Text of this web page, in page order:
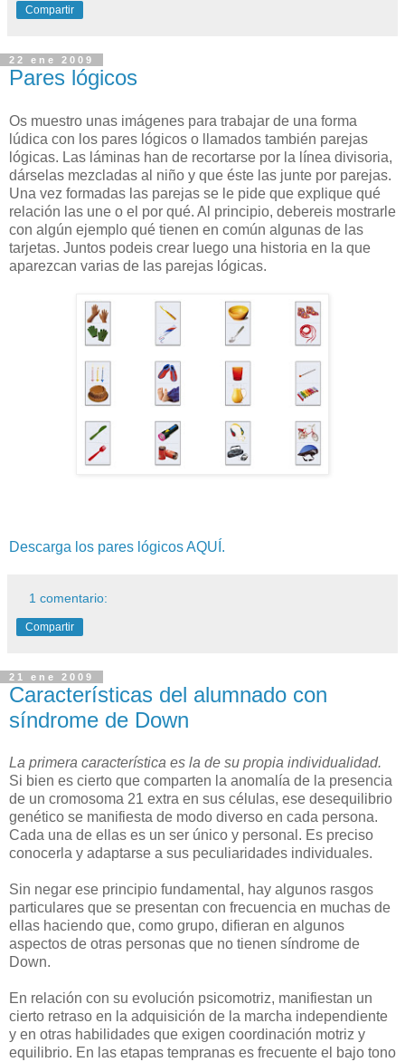
Compartir
22 ene 2009
Pares lógicos
Os muestro unas imágenes para trabajar de una forma
lúdica con los pares lógicos o llamados también parejas
lógicas. Las láminas han de recortarse por la línea divisoria,
dárselas mezcladas al niño y que éste las junte por parejas.
Una vez formadas las parejas se le pide que explique qué
relación las une o el por qué. Al principio, debereis mostrarle
con algún ejemplo qué tienen en común algunas de las
tarjetas. Juntos podeis crear luego una historia en la que
aparezcan varias de las parejas lógicas.
Descarga los pares lógicos AQUÍ.
1 comentario:
Compartir
21 ene 2009
Características del alumnado con
síndrome de Down
La primera característica es la de su propia individualidad.
Si bien es cierto que comparten la anomalía de la presencia
de un cromosoma 21 extra en sus células, ese desequilibrio
genético se manifiesta de modo diverso en cada persona.
Cada una de ellas es un ser único y personal. Es preciso
conocerla y adaptarse a sus peculiaridades individuales.
Sin negar ese principio fundamental, hay algunos rasgos
particulares que se presentan con frecuencia en muchas de
ellas haciendo que, como grupo, difieran en algunos
aspectos de otras personas que no tienen síndrome de
Down.
En relación con su evolución psicomotriz, manifiestan un
cierto retraso en la adquisición de la marcha independiente
y en otras habilidades que exigen coordinación motriz y
equilibrio. En las etapas tempranas es frecuente el bajo tono